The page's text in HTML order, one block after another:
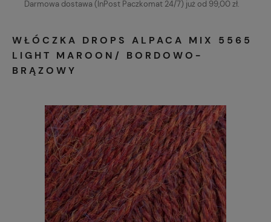
Darmowa dostawa (InPost Paczkomat 24/7) już od 99,00 zł.
WŁÓCZKA DROPS ALPACA MIX 5565
LIGHT MAROON/ BORDOWO-
BRĄZOWY